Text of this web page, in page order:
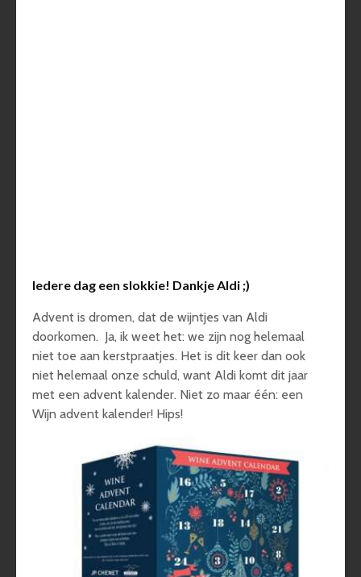
Iedere dag een slokkie! Dankje Aldi ;)
Advent is dromen, dat de wijntjes van Aldi
doorkomen. Ja, ik weet het: we zijn nog helemaal
niet toe aan kerstpraatjes. Het is dit keer dan ook
niet helemaal onze schuld, want Aldi komt dit jaar
met een advent kalender. Niet zo maar één: een
Wijn advent kalender! Hips!